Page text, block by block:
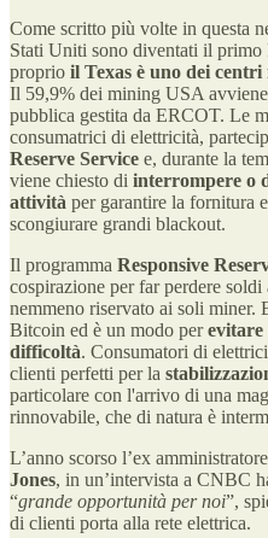
Come scritto più volte in questa
Stati Uniti sono diventati il primo
proprio il Texas è uno dei
Il 59,9% dei mining USA
pubblica gestita da ERCOT. Le
consumatrici di elettricità,
Reserve Service e, durante la
viene chiesto di interrompere o
attività per garantire la fornitura
scongiurare grandi blackout.
Il programma Responsive
cospirazione per far perdere
nemmeno riservato ai soli miner.
Bitcoin ed è un modo perevitare
difficoltà. Consumatori di
clienti perfetti per la
particolare con l'arrivo di una
rinnovabile, che di natura è
L’anno scorso l’ex
Jones, in un’intervista a CNBC
“grande opportunità per noi”,
di clienti porta alla rete elettrica.